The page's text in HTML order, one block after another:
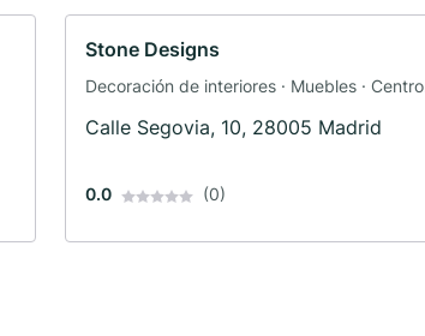
Stone Designs
Decoración de interiores · Muebles · Centro
Calle Segovia, 10, 28005 Madrid
0.0 (0)